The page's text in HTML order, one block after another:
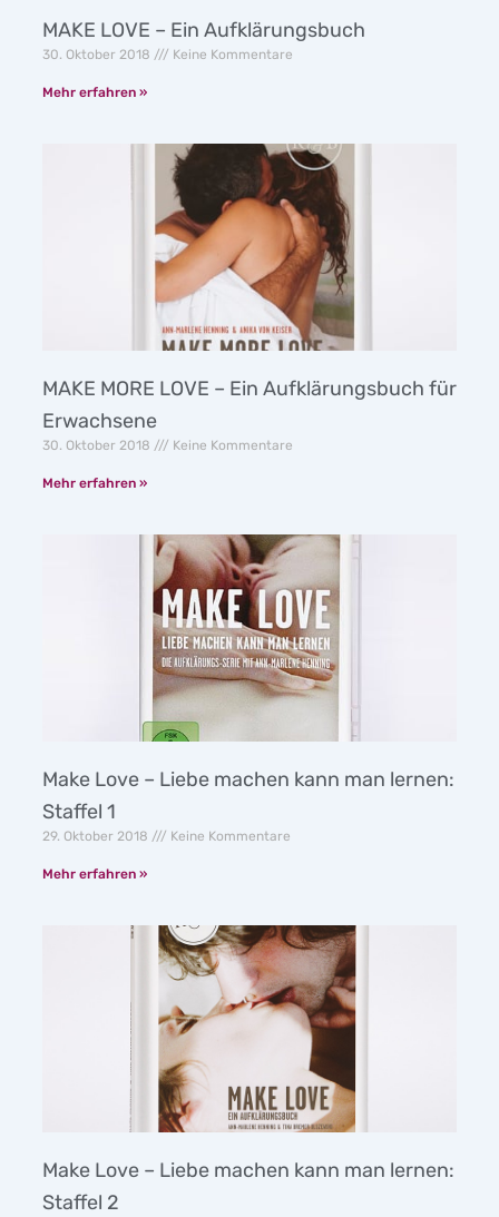
MAKE LOVE – Ein Aufklärungsbuch
30. Oktober 2018 Keine Kommentare
Mehr erfahren »
MAKE MORE LOVE – Ein Aufklärungsbuch für
Erwachsene
30. Oktober 2018 Keine Kommentare
Mehr erfahren »
Make Love – Liebe machen kann man lernen:
Staffel 1
29. Oktober 2018 Keine Kommentare
Mehr erfahren »
Make Love – Liebe machen kann man lernen:
Staffel 2